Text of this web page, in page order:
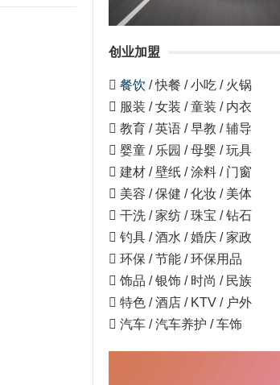
创业加盟
 餐饮 / 快餐 / 小吃 / 火锅
 服装 / 女装 / 童装 / 内衣
 教育 / 英语 / 早教 / 辅导
 婴童 / 乐园 / 母婴 / 玩具
 建材 / 壁纸 / 涂料 / 门窗
 美容 / 保健 / 化妆 / 美体
 干洗 / 家纺 / 珠宝 / 钻石
 钓具 / 酒水 / 婚庆 / 家政
 环保 / 节能 / 环保用品
 饰品 / 银饰 / 时尚 / 民族
 特色 / 酒店 / KTV / 户外
 汽车 / 汽车养护 / 车饰